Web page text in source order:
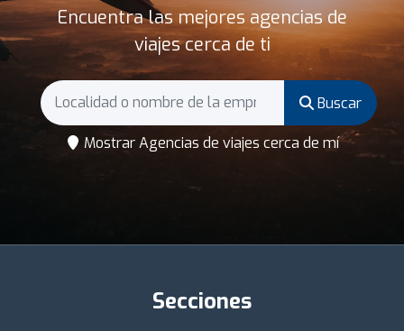
Encuentra las mejores agencias de
viajes cerca de ti
Buscar
Mostrar Agencias de viajes cerca de mí
Secciones